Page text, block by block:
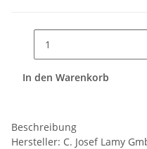
In den Warenkorb
Beschreibung
Hersteller: C. Josef Lamy